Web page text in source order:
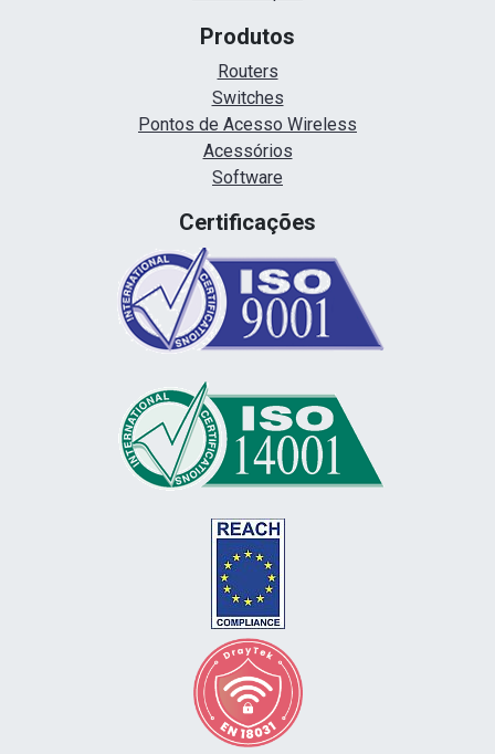
Produtos
Routers
Switches
Pontos de Acesso Wireless
Acessórios
Software
Certificações